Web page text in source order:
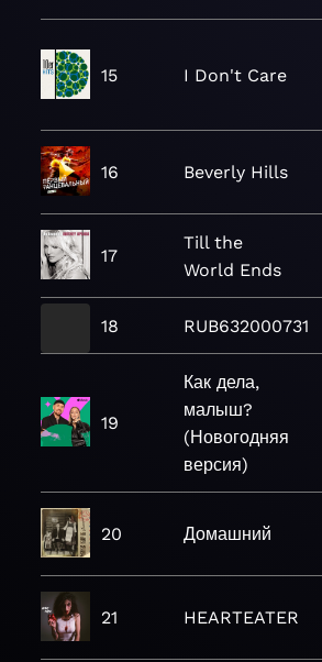
15 I Don't Care
16 Beverly Hills
17
Till the
World Ends
18 RUB632000731
19
Как дела,
малыш?
(Новогодняя
версия)
20 Домашний
21 HEARTEATER